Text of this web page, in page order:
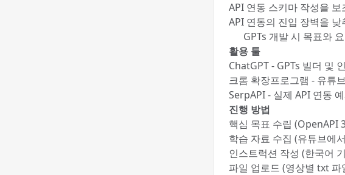
API 연동 스키마 작성을
API 연동의 진입 장벽을
🍯 GPTs 개발 시 목표와
활용 툴
ChatGPT - GPTs 빌더 및
크롬 확장프로그램 - 유튜
SerpAPI - 실제 API 연동
진행 방법
핵심 목표 수립 (OpenAPI
학습 자료 수집 (유튜브에
인스트럭션 작성 (한국어
파일 업로드 (영상별 txt